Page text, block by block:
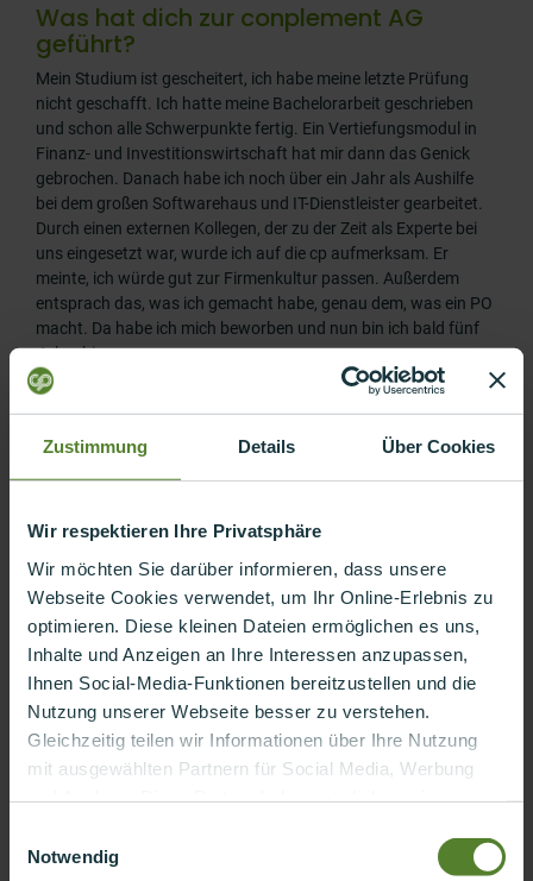
Zustimmung Details Über Cookies
Wir respektieren Ihre Privatsphäre
Wir möchten Sie darüber informieren, dass unsere
Webseite Cookies verwendet, um Ihr Online-Erlebnis zu
optimieren. Diese kleinen Dateien ermöglichen es uns,
Inhalte und Anzeigen an Ihre Interessen anzupassen,
Ihnen Social-Media-Funktionen bereitzustellen und die
Nutzung unserer Webseite besser zu verstehen.
Gleichzeitig teilen wir Informationen über Ihre Nutzung
mit ausgewählten Partnern für Social Media, Werbung
Aktivitäten erhoben wurden. Ihre Zustimmung bedeutet
Notwendig
Was hat dich zur conplement AG
geführt?
Mein Studium ist gescheitert, ich habe meine letzte Prüfung
nicht geschafft. Ich hatte meine Bachelorarbeit geschrieben
und schon alle Schwerpunkte fertig. Ein Vertiefungsmodul in
Finanz- und Investitionswirtschaft hat mir dann das Genick
gebrochen. Danach habe ich noch über ein Jahr als Aushilfe
bei dem großen Softwarehaus und IT-Dienstleister gearbeitet.
Durch einen externen Kollegen, der zu der Zeit als Experte bei
uns eingesetzt war, wurde ich auf die cp aufmerksam. Er
meinte, ich würde gut zur Firmenkultur passen. Außerdem
entsprach das, was ich gemacht habe, genau dem, was ein PO
macht. Da habe ich mich beworben und nun bin ich bald fünf
Jahre hier.
Der conplement AG ist die
Persönlichkeit und Haltung der
Menschen viel wichtiger als ein
Studienabschluss auf dem Papier.